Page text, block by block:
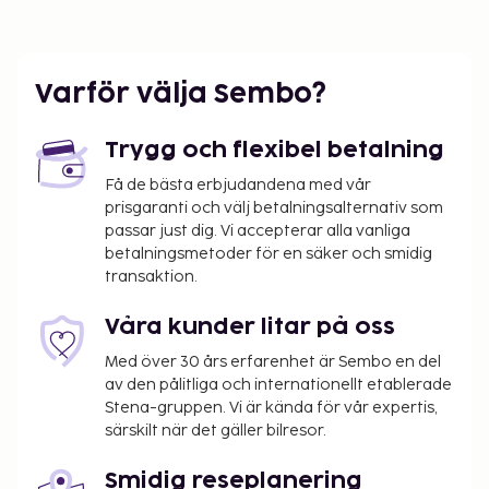
överstiga EUR 1000, på grund av statliga
bestämmelser. Du kan få mer information
kontaktinformationen i bokningsbekräftelsen.
Kontaktfri incheckning och kontaktfri
utcheckning är tillgängliga.
Varför välja Sembo?
Trygg och flexibel betalning
Få de bästa erbjudandena med vår
prisgaranti och välj betalningsalternativ som
passar just dig. Vi accepterar alla vanliga
betalningsmetoder för en säker och smidig
transaktion.
Våra kunder litar på oss
Med över 30 års erfarenhet är Sembo en del
av den pålitliga och internationellt etablerade
Stena-gruppen. Vi är kända för vår expertis,
särskilt när det gäller bilresor.
Smidig reseplanering